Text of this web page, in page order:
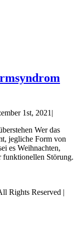
1st, 2021 |
Wer das
jegliche Form von
es Weihnachten,
funktionellen Störung.
Rights Reserved |